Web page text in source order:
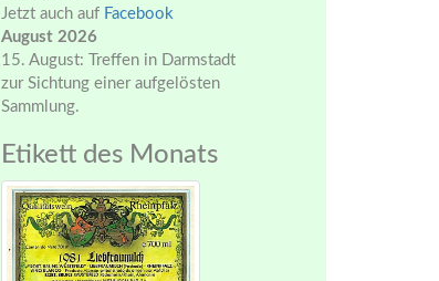
Jetzt auch auf Facebook
August 2026
15. August: Treffen in Darmstadt
zur Sichtung einer aufgelösten
Sammlung.
Etikett des Monats